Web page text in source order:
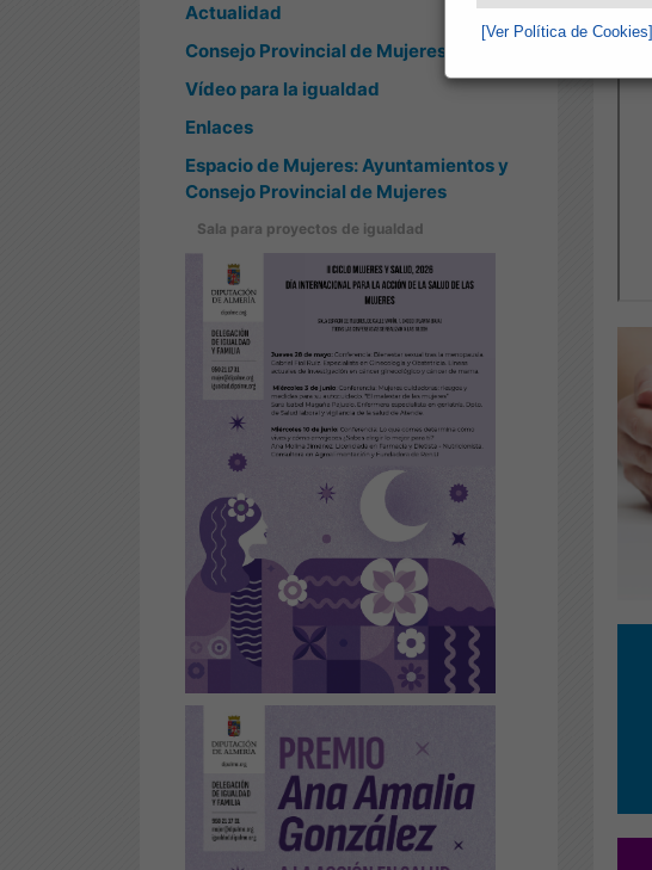
[Ver Política de Cookies]
Actualidad
Consejo Provincial de Mujeres
Vídeo para la igualdad
Enlaces
Espacio de Mujeres: Ayuntamientos y
Consejo Provincial de Mujeres
Sala para proyectos de igualdad